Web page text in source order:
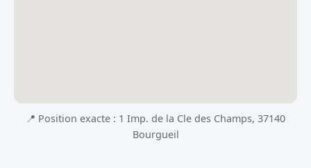
📍 Position exacte : 1 Imp. de la Cle des Champs, 37140
Bourgueil